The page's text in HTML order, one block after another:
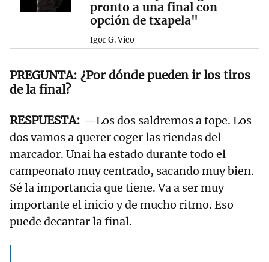
pronto a una final con
opción de txapela"
Igor G. Vico
¿Por dónde pueden ir los tiros
de la final?
—Los dos saldremos a tope. Los
dos vamos a querer coger las riendas del
marcador. Unai ha estado durante todo el
campeonato muy centrado, sacando muy bien.
Sé la importancia que tiene. Va a ser muy
importante el inicio y de mucho ritmo. Eso
puede decantar la final.